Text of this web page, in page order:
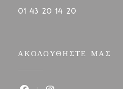
01 43 20 14 20
ΑΚΟΛΟΥΘΉΣΤΕ ΜΑΣ